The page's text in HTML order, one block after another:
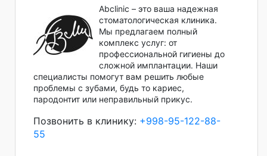
Abclinic – это ваша надежная
стоматологическая клиника.
Мы предлагаем полный
комплекс услуг: от
профессиональной гигиены до
сложной имплантации. Наши
специалисты помогут вам решить любые
проблемы с зубами, будь то кариес,
пародонтит или неправильный прикус.
Позвонить в клинику: +998-95-122-88-
55